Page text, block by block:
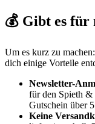
💰 Gibt es für
Um es kurz zu
dich einige Vorteile
Newsletter-
für den Spieth &
Gutschein über
Keine